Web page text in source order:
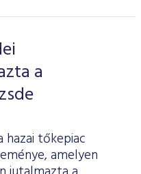
a
hazai tőkepiac
amelyen